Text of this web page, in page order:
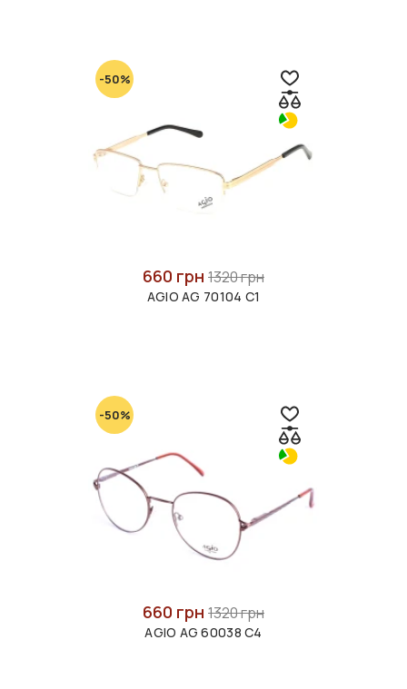
-50%
660 грн 1320 грн
AGIO AG 70104 C1
-50%
660 грн 1320 грн
AGIO AG 60038 C4